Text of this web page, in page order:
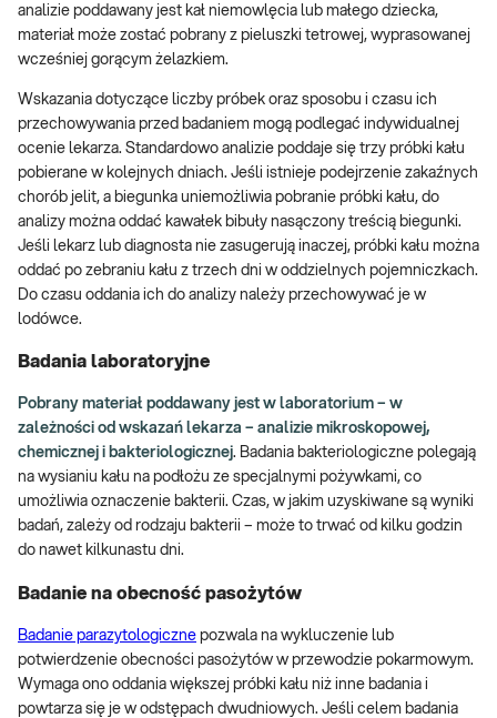
analizie poddawany jest kał niemowlęcia lub małego dziecka,
materiał może zostać pobrany z pieluszki tetrowej, wyprasowanej
wcześniej gorącym żelazkiem.
Wskazania dotyczące liczby próbek oraz sposobu i czasu ich
przechowywania przed badaniem mogą podlegać indywidualnej
ocenie lekarza. Standardowo analizie poddaje się trzy próbki kału
pobierane w kolejnych dniach. Jeśli istnieje podejrzenie zakaźnych
chorób jelit, a biegunka uniemożliwia pobranie próbki kału, do
analizy można oddać kawałek bibuły nasączony treścią biegunki.
Jeśli lekarz lub diagnosta nie zasugerują inaczej, próbki kału można
oddać po zebraniu kału z trzech dni w oddzielnych pojemniczkach.
Do czasu oddania ich do analizy należy przechowywać je w
lodówce.
Badania laboratoryjne
Pobrany materiał poddawany jest w laboratorium – w
zależności od wskazań lekarza – analizie mikroskopowej,
chemicznej i bakteriologicznej. Badania bakteriologiczne polegają
na wysianiu kału na podłożu ze specjalnymi pożywkami, co
umożliwia oznaczenie bakterii. Czas, w jakim uzyskiwane są wyniki
badań, zależy od rodzaju bakterii – może to trwać od kilku godzin
do nawet kilkunastu dni.
Badanie na obecność pasożytów
Badanie parazytologiczne pozwala na wykluczenie lub
potwierdzenie obecności pasożytów w przewodzie pokarmowym.
Wymaga ono oddania większej próbki kału niż inne badania i
powtarza się je w odstępach dwudniowych. Jeśli celem badania